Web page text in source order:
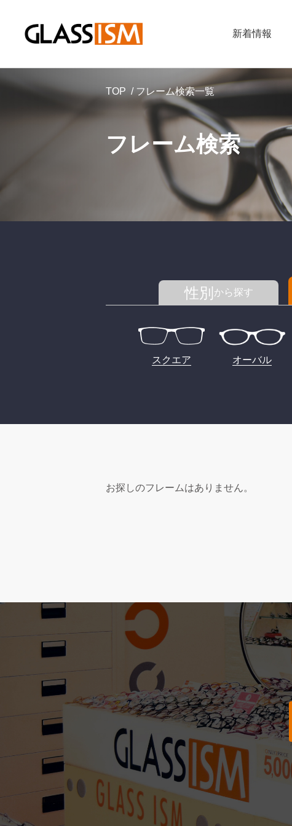
新着情報
フレーム検索
TOP フレーム検索一覧
性別 から探す
スクエア オーバル
お探しのフレームはありません。